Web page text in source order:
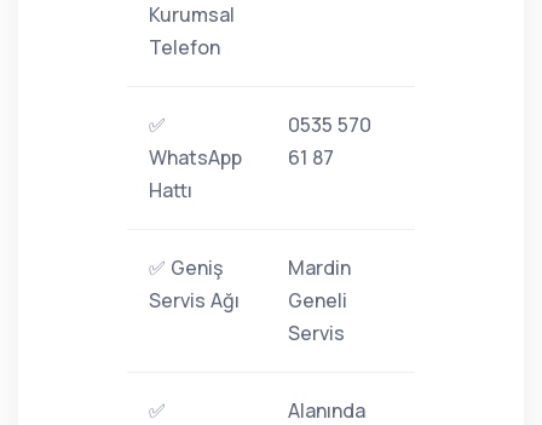
Kurumsal
Telefon
✅
WhatsApp
Hattı
0535 570
61 87
✅ Geniş
Servis Ağı
Mardin
Geneli
Servis
✅
Alanında